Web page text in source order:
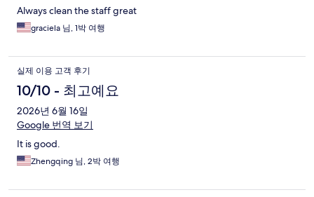
Always clean the staff great
graciela 님, 1박 여행
실제 이용 고객 후기
10/10 - 최고예요
2026년 6월 16일
Google 번역 보기
It is good.
Zhengqing 님, 2박 여행